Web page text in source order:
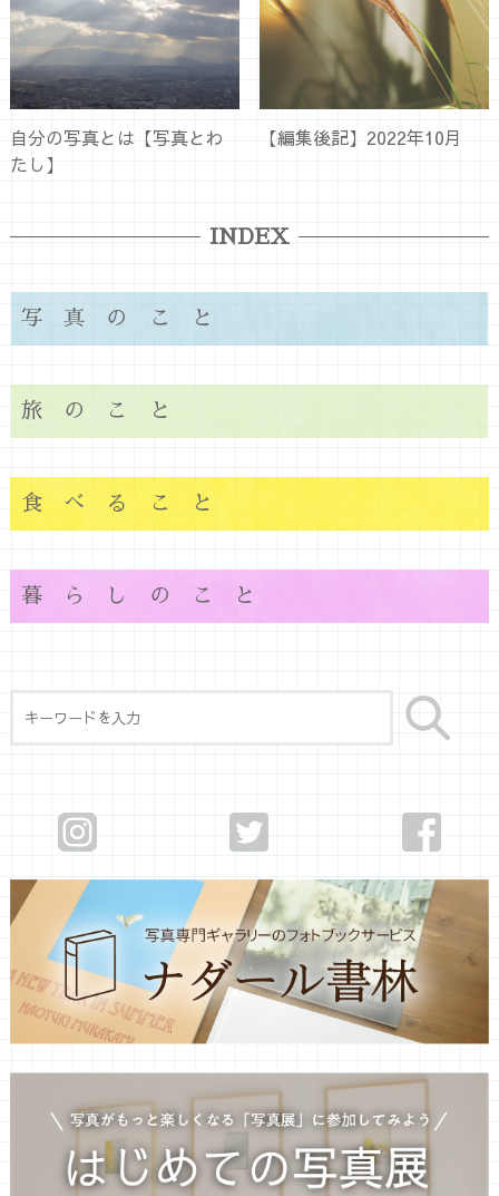
自分の写真とは【写真とわ
たし】
【編集後記】2022年10月
INDEX
写真のこと
旅のこと
食べること
暮らしのこと